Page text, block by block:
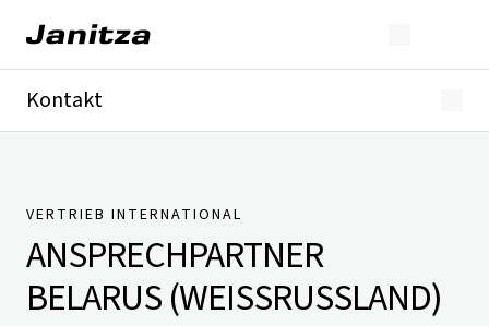
Kontakt
Presse
VERTRIEB INTERNATIONAL
ANSPRECHPARTNER
BELARUS (WEISSRUSSLAND)